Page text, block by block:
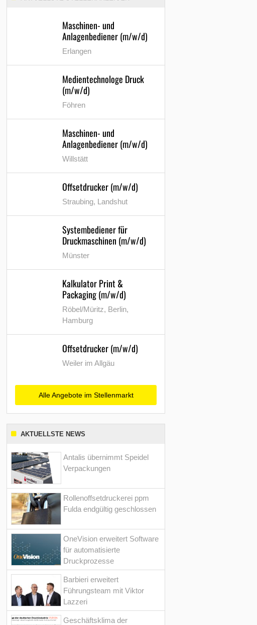
Maschinen- und
Anlagenbediener (m/w/d)
Erlangen
Medientechnologe Druck
(m/w/d)
Föhren
Maschinen- und
Anlagenbediener (m/w/d)
Willstätt
Offsetdrucker (m/w/d)
Straubing, Landshut
Systembediener für
Druckmaschinen (m/w/d)
Münster
Kalkulator Print &
Packaging (m/w/d)
Röbel/Müritz, Berlin,
Hamburg
Offsetdrucker (m/w/d)
Weiler im Allgäu
Alle Angebote im Stellenmarkt
AKTUELLSTE NEWS
Antalis übernimmt Speidel
Verpackungen
Rollenoffsetdruckerei ppm
Fulda endgültig geschlossen
OneVision erweitert Software
für automatisierte
Druckprozesse
Barbieri erweitert
Führungsteam mit Viktor
Lazzeri
Geschäftsklima der